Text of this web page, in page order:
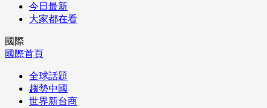
今日最新
大家都在看
國際
國際首頁
全球話題
趨勢中國
世界新台商